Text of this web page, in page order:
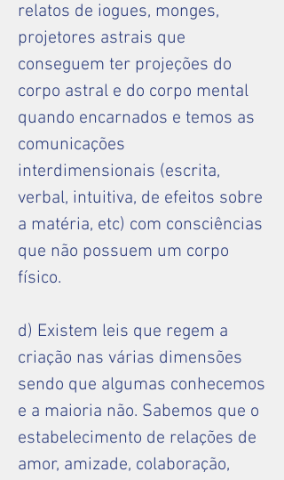
relatos de iogues, monges,
projetores astrais que
conseguem ter projeções do
corpo astral e do corpo mental
quando encarnados e temos as
comunicações
interdimensionais (escrita,
verbal, intuitiva, de efeitos sobre
a matéria, etc) com consciências
que não possuem um corpo
físico.
d) Existem leis que regem a
criação nas várias dimensões
sendo que algumas conhecemos
e a maioria não. Sabemos que o
estabelecimento de relações de
amor, amizade, colaboração,